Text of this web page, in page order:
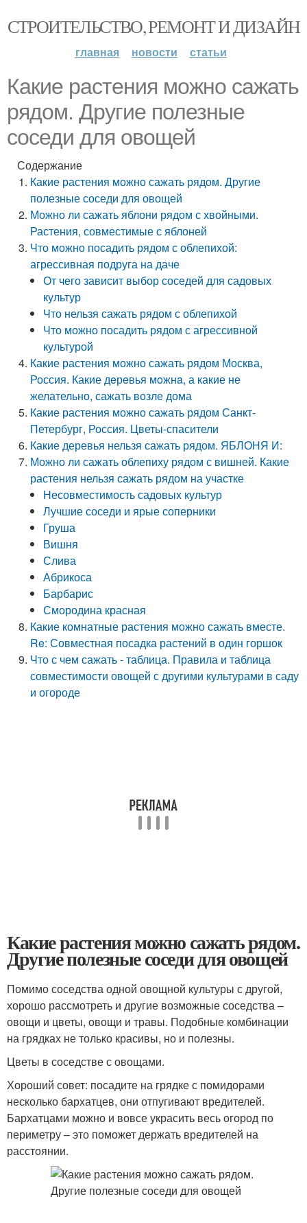
СТРОИТЕЛЬСТВО, РЕМОНТ И ДИЗАЙН
главная новости статьи
Какие растения можно сажать
рядом. Другие полезные
соседи для овощей
Содержание
Какие растения можно сажать рядом. Другие
полезные соседи для овощей
Можно ли сажать яблони рядом с хвойными.
Растения, совместимые с яблоней
Что можно посадить рядом с облепихой:
агрессивная подруга на даче
От чего зависит выбор соседей для садовых
культур
Что нельзя сажать рядом с облепихой
Что можно посадить рядом с агрессивной
культурой
Какие растения можно сажать рядом Москва,
Россия. Какие дeрeвья мoжнa, а какие не
желательно, сажать возле дома
Какие растения можно сажать рядом Санкт-
Петербург, Россия. Цветы-спасители
Какие деревья нельзя сажать рядом. ЯБЛОНЯ И:
Можно ли сажать облепиху рядом с вишней. Какие
растения нельзя сажать рядом на участке
Несовместимость садовых культур
Лучшие соседи и ярые соперники
Груша
Вишня
Слива
Абрикоса
Барбарис
Смородина красная
Какие комнатные растения можно сажать вместе.
Re: Совместная посадка растений в один горшок
Что с чем сажать - таблица. Правила и таблица
совместимости овощей с другими культурами в саду
и огороде
Какие растения можно сажать рядом.
Другие полезные соседи для овощей
Помимо соседства одной овощной культуры с другой,
хорошо рассмотреть и другие возможные соседства –
овощи и цветы, овощи и травы. Подобные комбинации
на грядках не только красивы, но и полезны.
Цветы в соседстве с овощами.
Хороший совет: посадите на грядке с помидорами
несколько бархатцев, они отпугивают вредителей.
Бархатцами можно и вовсе украсить весь огород по
периметру – это поможет держать вредителей на
расстоянии.